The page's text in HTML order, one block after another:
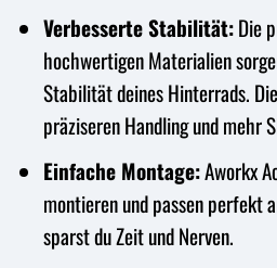
Verbesserte Stabilität:Die
hochwertigen Materialien
Stabilität deines Hinterrads.
präziseren Handling und mehr
Einfache Montage:Aworkx
montieren und passen perfekt
sparst du Zeit und Nerven.